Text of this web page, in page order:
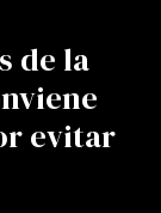
de la
evitar